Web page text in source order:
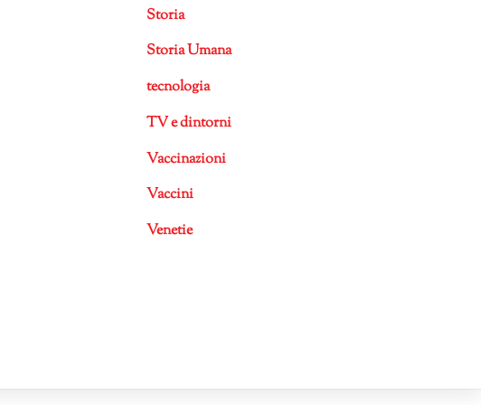
Storia
Storia Umana
tecnologia
TV e dintorni
Vaccinazioni
Vaccini
Venetie